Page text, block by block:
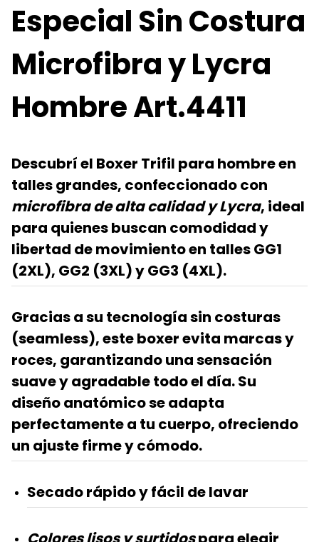
Especial Sin Costura
Microfibra y Lycra
Hombre Art.4411
Descubrí el Boxer Trifil para hombre en
talles grandes, confeccionado con
microfibra de alta calidad y Lycra, ideal
para quienes buscan comodidad y
libertad de movimientoen talles GG1
(2XL), GG2 (3XL) y GG3 (4XL).
Gracias a su tecnología sin costuras
(seamless), este boxer evita marcas y
roces, garantizando una sensación
suave y agradable todo el día. Su
diseño anatómicose adapta
perfectamente a tu cuerpo, ofreciendo
un ajuste firme y cómodo.
Secado rápidoy fácil de lavar